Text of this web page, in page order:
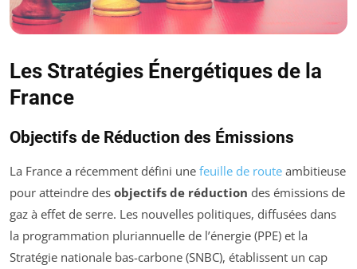
Les Stratégies Énergétiques de la
France
Objectifs de Réduction des Émissions
La France a récemment défini une feuille de route ambitieuse
pour atteindre des objectifs de réduction des émissions de
gaz à effet de serre. Les nouvelles politiques, diffusées dans
la programmation pluriannuelle de l’énergie (PPE) et la
Stratégie nationale bas-carbone (SNBC), établissent un cap